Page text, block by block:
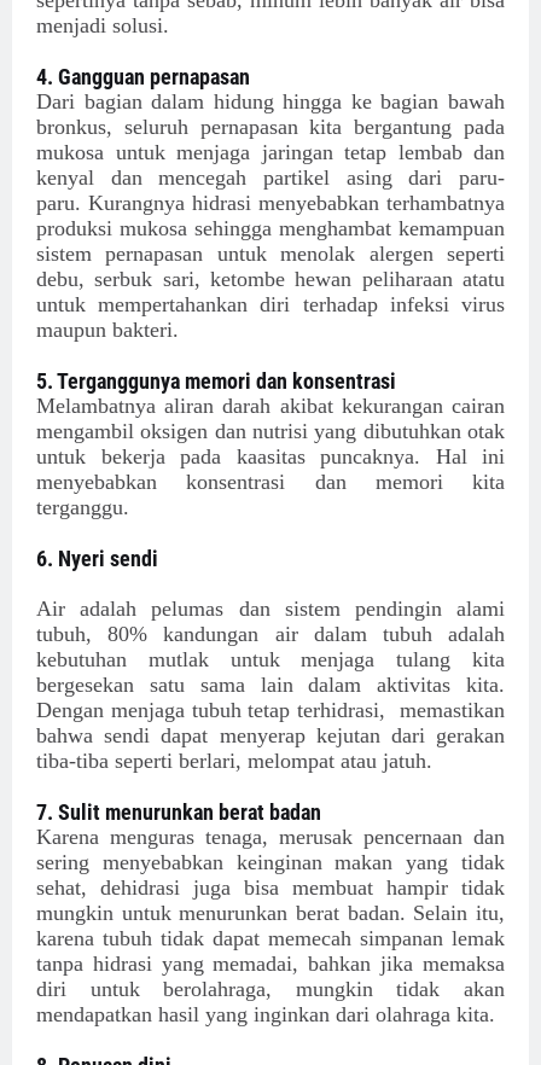
menjadi solusi.
4. Gangguan pernapasan
Dari bagian dalam hidung hingga ke bagian bawah
bronkus, seluruh pernapasan kita bergantung pada
mukosa untuk menjaga jaringan tetap lembab dan
kenyal dan mencegah partikel asing dari paru-
paru. Kurangnya hidrasi menyebabkan terhambatnya
produksi mukosa sehingga menghambat kemampuan
sistem pernapasan untuk menolak alergen seperti
debu, serbuk sari, ketombe hewan peliharaan atatu
untuk mempertahankan diri terhadap infeksi virus
maupun bakteri.
5. Terganggunya memori dan konsentrasi
Melambatnya aliran darah akibat kekurangan cairan
mengambil oksigen dan nutrisi yang dibutuhkan otak
untuk bekerja pada kaasitas puncaknya. Hal ini
menyebabkan konsentrasi dan memori kita
terganggu.
6. Nyeri sendi
Air adalah pelumas dan sistem pendingin alami
tubuh, 80% kandungan air dalam tubuh adalah
kebutuhan mutlak untuk menjaga tulang kita
bergesekan satu sama lain dalam aktivitas kita.
Dengan menjaga tubuh tetap terhidrasi, memastikan
bahwa sendi dapat menyerap kejutan dari gerakan
tiba-tiba seperti berlari, melompat atau jatuh.
7. Sulit menurunkan berat badan
Karena menguras tenaga, merusak pencernaan dan
sering menyebabkan keinginan makan yang tidak
sehat, dehidrasi juga bisa membuat hampir tidak
mungkin untuk menurunkan berat badan. Selain itu,
karena tubuh tidak dapat memecah simpanan lemak
tanpa hidrasi yang memadai, bahkan jika memaksa
diri untuk berolahraga, mungkin tidak akan
mendapatkan hasil yang inginkan dari olahraga kita.